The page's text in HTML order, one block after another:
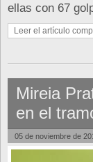
ellas con 67
Leer el artículo
Mireia
en el
05 de noviembre de